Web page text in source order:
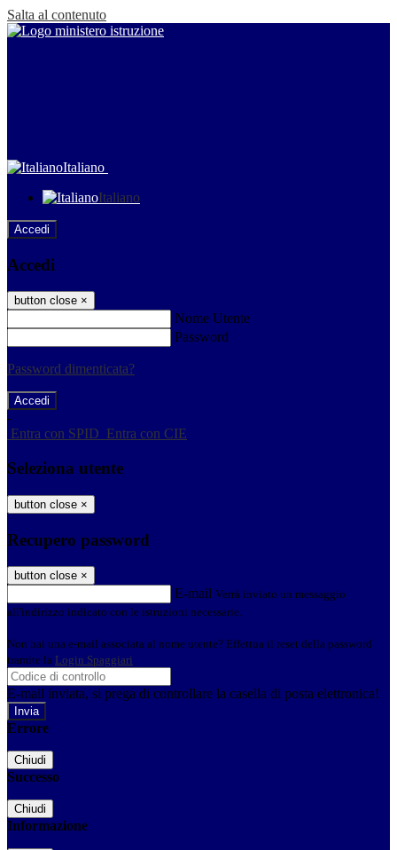
Salta al contenuto
Italiano
Italiano
Accedi
Accedi
button close ×
Nome Utente
Password
Password dimenticata?
-
Entra con SPID Entra con CIE
Seleziona utente
button close ×
Recupero password
button close ×
E-mail Verrà inviato un messaggio
all'indirizzo indicato con le istruzioni necessarie.
Non hai una e-mail associata al nome utente? Effettua il reset della password
tramite la Login Spaggiari
E-mail inviata, si prega di controllare la casella di posta elettronica!
Errore
Chiudi
Successo
Chiudi
Informazione